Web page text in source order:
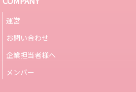
運営
お問い合わせ
企業担当者様へ
メンバー